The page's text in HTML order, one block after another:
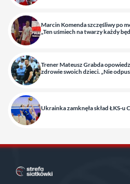
Marcin Komenda szczęśliwy po
„Ten uśmiech na twarzy każdy
Trener Mateusz Grabda
zdrowie swoich dzieci. „Nie
Ukrainka zamknęła skład ŁKS-u